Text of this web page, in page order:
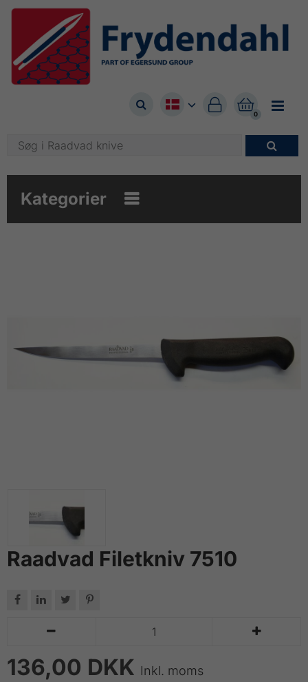


0


Kategorier 
Raadvad Filetkniv 7510
   
 
136,00 DKK Inkl. moms